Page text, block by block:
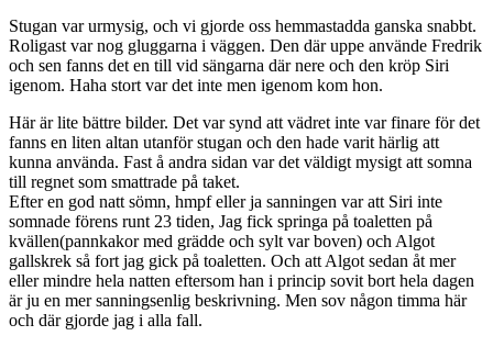
Stugan var urmysig, och vi gjorde oss hemmastadda ganska snabbt.
Roligast var nog gluggarna i väggen. Den där uppe använde Fredrik
och sen fanns det en till vid sängarna där nere och den kröp Siri
igenom. Haha stort var det inte men igenom kom hon.
Här är lite bättre bilder. Det var synd att vädret inte var finare för det
fanns en liten altan utanför stugan och den hade varit härlig att
kunna använda. Fast å andra sidan var det väldigt mysigt att somna
till regnet som smattrade på taket.
Efter en god natt sömn, hmpf eller ja sanningen var att Siri inte
somnade förens runt 23 tiden, Jag fick springa på toaletten på
kvällen(pannkakor med grädde och sylt var boven) och Algot
gallskrek så fort jag gick på toaletten. Och att Algot sedan åt mer
eller mindre hela natten eftersom han i princip sovit bort hela dagen
är ju en mer sanningsenlig beskrivning. Men sov någon timma här
och där gjorde jag i alla fall.